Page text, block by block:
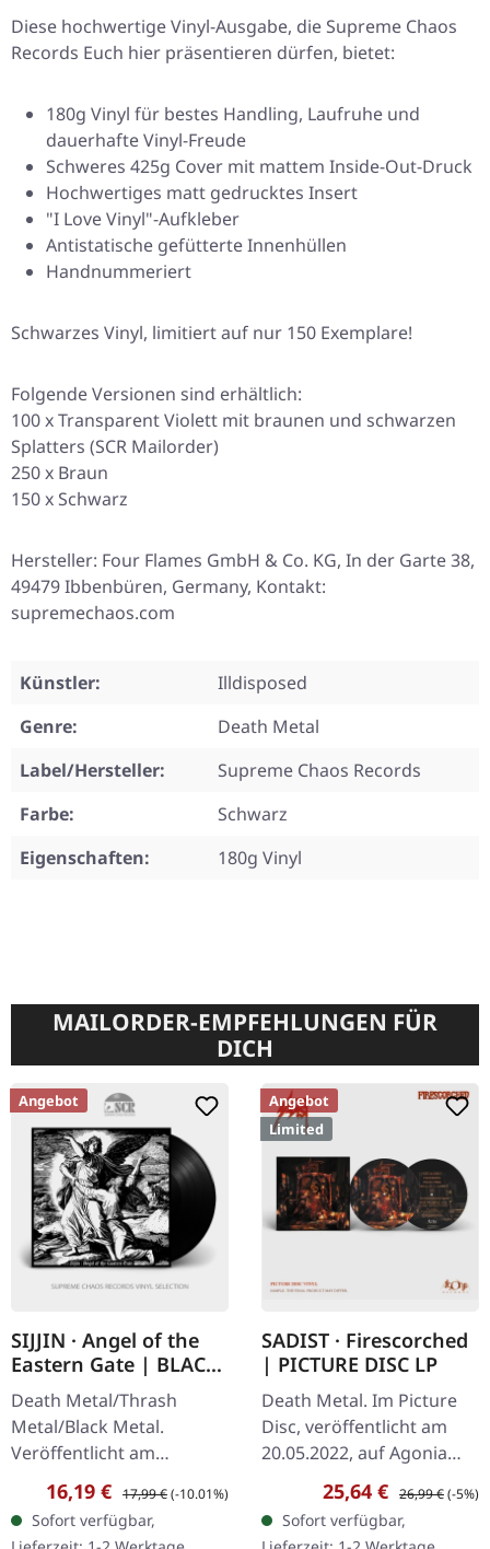
Diese hochwertige Vinyl-Ausgabe, die Supreme Chaos
Records Euch hier präsentieren dürfen, bietet:
180g Vinyl für bestes Handling, Laufruhe und
dauerhafte Vinyl-Freude
Schweres 425g Cover mit mattem Inside-Out-Druck
Hochwertiges matt gedrucktes Insert
"I Love Vinyl"-Aufkleber
Antistatische gefütterte Innenhüllen
Handnummeriert
Schwarzes Vinyl, limitiert auf nur 150 Exemplare!
Folgende Versionen sind erhältlich:
100 x Transparent Violett mit braunen und schwarzen
Splatters (SCR Mailorder)
250 x Braun
150 x Schwarz
Hersteller: Four Flames GmbH & Co. KG, In der Garte 38,
49479 Ibbenbüren, Germany, Kontakt:
supremechaos.com
Künstler:
Illdisposed
Genre:
Death Metal
Label/Hersteller:
Supreme Chaos Records
Farbe:
Schwarz
Eigenschaften:
180g Vinyl
MAILORDER-EMPFEHLUNGEN FÜR
DICH
Angebot
SIJJIN · Angel of the
Eastern Gate | BLACK
LP
Death Metal/Thrash
Metal/Black Metal.
Veröffentlicht am
09.03.2020, auf Sepulchral
Voice Records. Schwarzes
Vinyl. Das Album "Angel of
Verkaufspreis:
16,19 € Regulärer Preis:
17,99 €(-10.01%)
Sofort verfügbar,
Angebot
Limited
SADIST · Firescorched
| PICTURE DISC LP
Death Metal. Im Picture
Disc, veröffentlicht am
20.05.2022, auf Agonia
Records. Picture Disc
Vinyl mit Insert. Limitiert
auf 250
Verkaufspreis:
25,64 € Regulärer
26,99 €(-5%)
Sofort verfügbar,